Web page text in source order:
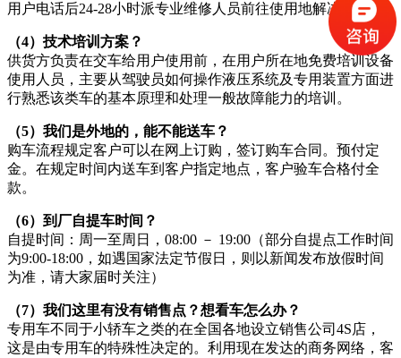
用户电话后24-28小时派专业维修人员前往使用地解决。
（4）技术培训方案？
供货方负责在交车给用户使用前，在用户所在地免费培训设备
使用人员，主要从驾驶员如何操作液压系统及专用装置方面进
行熟悉该类车的基本原理和处理一般故障能力的培训。
（5）我们是外地的，能不能送车？
购车流程规定客户可以在网上订购，签订购车合同。预付定
金。在规定时间内送车到客户指定地点，客户验车合格付全
款。
（6）到厂自提车时间？
自提时间：周一至周日，08:00 － 19:00（部分自提点工作时间
为9:00-18:00，如遇国家法定节假日，则以新闻发布放假时间
为准，请大家届时关注）
（7）我们这里有没有销售点？想看车怎么办？
专用车不同于小轿车之类的在全国各地设立销售公司4S店，
这是由专用车的特殊性决定的。利用现在发达的商务网络，客